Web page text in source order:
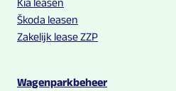
Škoda leasen
Zakelijk lease ZZP
Wagenparkbeheer